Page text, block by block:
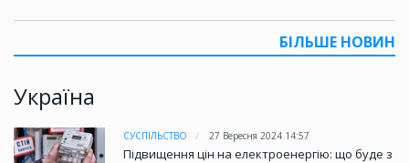
БІЛЬШЕ НОВИН
Україна
СУСПІЛЬСТВО 27 Вересня 2024 14:57
Підвищення цін на електроенергію: що буде з